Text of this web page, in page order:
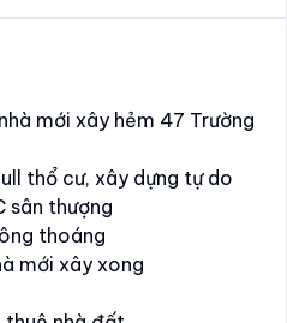
mới xây hẻm 47 Trường
thổ cư, xây dựng tự do
sân thượng
thoáng
mới xây xong